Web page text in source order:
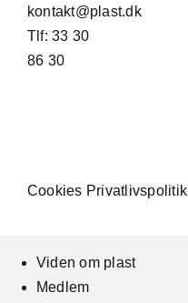
kontakt@plast.dk
Tlf: 33 30
86 30
Cookies Privatlivspolitik
Viden om plast
Medlem